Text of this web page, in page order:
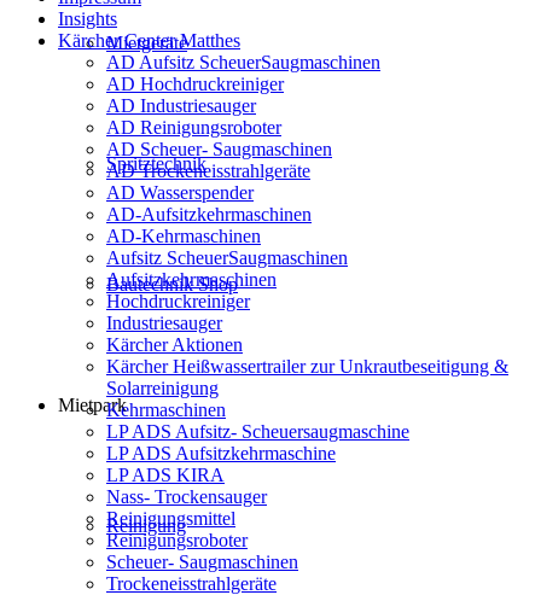
Mietgeräte
Spritztechnik
Bautechnik Shop
Mietpark
Reinigung
Insights
Kärcher Center Matthes
AD Aufsitz ScheuerSaugmaschinen
AD Hochdruckreiniger
AD Industriesauger
AD Reinigungsroboter
AD Scheuer- Saugmaschinen
AD Trockeneisstrahlgeräte
AD Wasserspender
AD-Aufsitzkehrmaschinen
AD-Kehrmaschinen
Aufsitz ScheuerSaugmaschinen
Aufsitzkehrmaschinen
Hochdruckreiniger
Industriesauger
Kärcher Aktionen
Kärcher Heißwassertrailer zur Unkrautbeseitigung &
Solarreinigung
Kehrmaschinen
LP ADS Aufsitz- Scheuersaugmaschine
LP ADS Aufsitzkehrmaschine
LP ADS KIRA
Nass- Trockensauger
Reinigungsmittel
Reinigungsroboter
Scheuer- Saugmaschinen
Trockeneisstrahlgeräte